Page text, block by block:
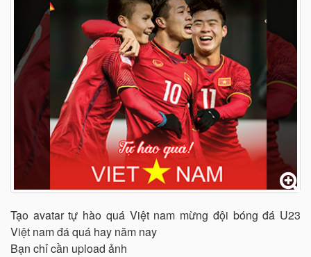
Tạo avatar tự hào quá Việt nam mừng đội bóng đá U23
Việt nam đá quá hay năm nay
Bạn chỉ cần upload ảnh